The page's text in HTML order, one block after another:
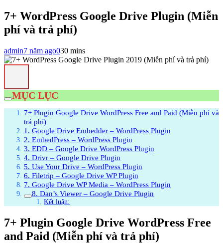
7+ WordPress Google Drive Plugin (Miễn
phí và trả phí)
admin7 năm ago030 mins
MỤC LỤC
7+ Plugin Google Drive WordPress Free and Paid (Miễn phí và
trả phí)
1. Google Drive Embedder – WordPress Plugin
2. EmbedPress – WordPress Plugin
3. EDD – Google Drive WordPress Plugin
4. Drivr – Google Drive Plugin
5. Use Your Drive – WordPress Plugin
6. Filetrip – Google Drive WP Plugin
7. Google Drive WP Media – WordPress Plugin
8. Dan’s Viewer – Google Drive Plugin
Kết luận:
7+ Plugin Google Drive WordPress Free
and Paid (Miễn phí và trả phí)